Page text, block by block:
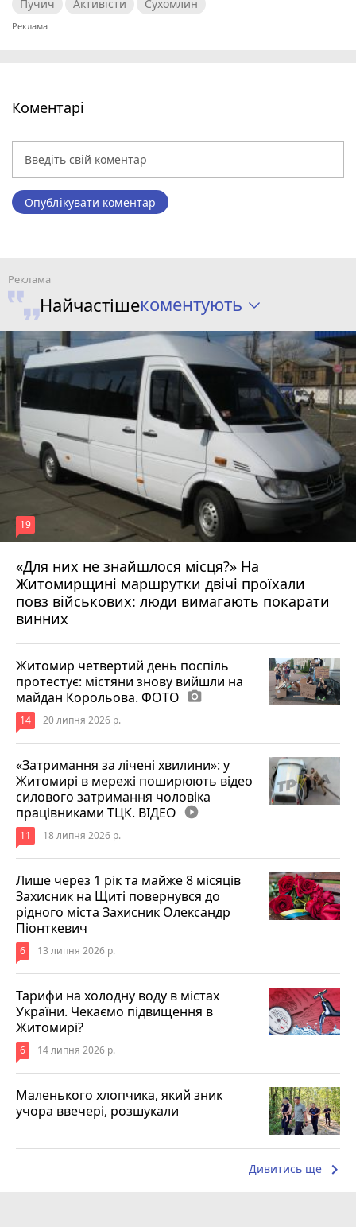
Пучич Активісти Сухомлин
Коментарі
Опублікувати коментар
Найчастішекоментують
«Для них не знайшлося місця?» На
Житомирщині маршрутки двічі проїхали
повз військових: люди вимагають покарати
винних
19
17 липня 2026 р.
Житомир четвертий день поспіль
протестує: містяни знову вийшли на
майдан Корольова. ФОТО photo_camera
14 20 липня 2026 р.
«Затримання за лічені хвилини»: у
Житомирі в мережі поширюють відео
силового затримання чоловіка
працівниками ТЦК. ВІДЕО play_circle_filled
11 18 липня 2026 р.
Лише через 1 рік та майже 8 місяців
Захисник на Щиті повернувся до
рідного міста Захисник Олександр
Піонткевич
6 13 липня 2026 р.
Тарифи на холодну воду в містах
України. Чекаємо підвищення в
Житомирі?
6 14 липня 2026 р.
Маленького хлопчика, який зник
учора ввечері, розшукали
Дивитись ще keyboard_arrow_right